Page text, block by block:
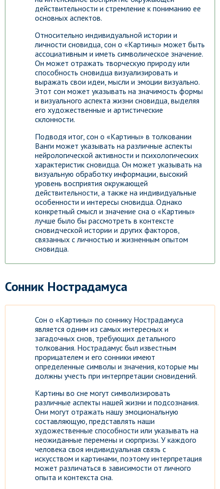
действительности и стремление к пониманию ее
основных аспектов.
Относительно индивидуальной истории и
личности сновидца, сон о «Картины» может быть
ассоциативным и иметь символическое значение.
Он может отражать творческую природу или
способность сновидца визуализировать и
выражать свои идеи, мысли и эмоции визуально.
Этот сон может указывать на значимость формы
и визуального аспекта жизни сновидца, выделяя
его художественные и артистические
склонности.
Подводя итог, сон о «Картины» в толковании
Ванги может указывать на различные аспекты
нейрологической активности и психологических
характеристик сновидца. Он может указывать на
визуальную обработку информации, высокий
уровень восприятия окружающей
действительности, а также на индивидуальные
особенности и интересы сновидца. Однако
конкретный смысл и значение сна о «Картины»
лучше было бы рассмотреть в контексте
сновидческой истории и других факторов,
связанных с личностью и жизненным опытом
сновидца.
Сонник Нострадамуса
Сон о «Картины» по соннику Нострадамуса
является одним из самых интересных и
загадочных снов, требующих детального
толкования. Нострадамус был известным
прорицателем и его сонники имеют
определенные символы и значения, которые мы
должны учесть при интерпретации сновидений.
Картины во сне могут символизировать
различные аспекты нашей жизни и подсознания.
Они могут отражать нашу эмоциональную
составляющую, представлять наши
художественные способности или указывать на
неожиданные перемены и сюрпризы. У каждого
человека своя индивидуальная связь с
искусством и картинами, поэтому интерпретация
может различаться в зависимости от личного
опыта и контекста сна.